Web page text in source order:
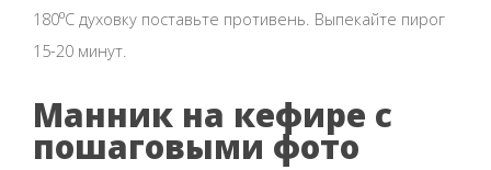
180⁰C духовку поставьте противень. Выпекайте пирог
15-20 минут.
Манник на кефире с
пошаговыми фото